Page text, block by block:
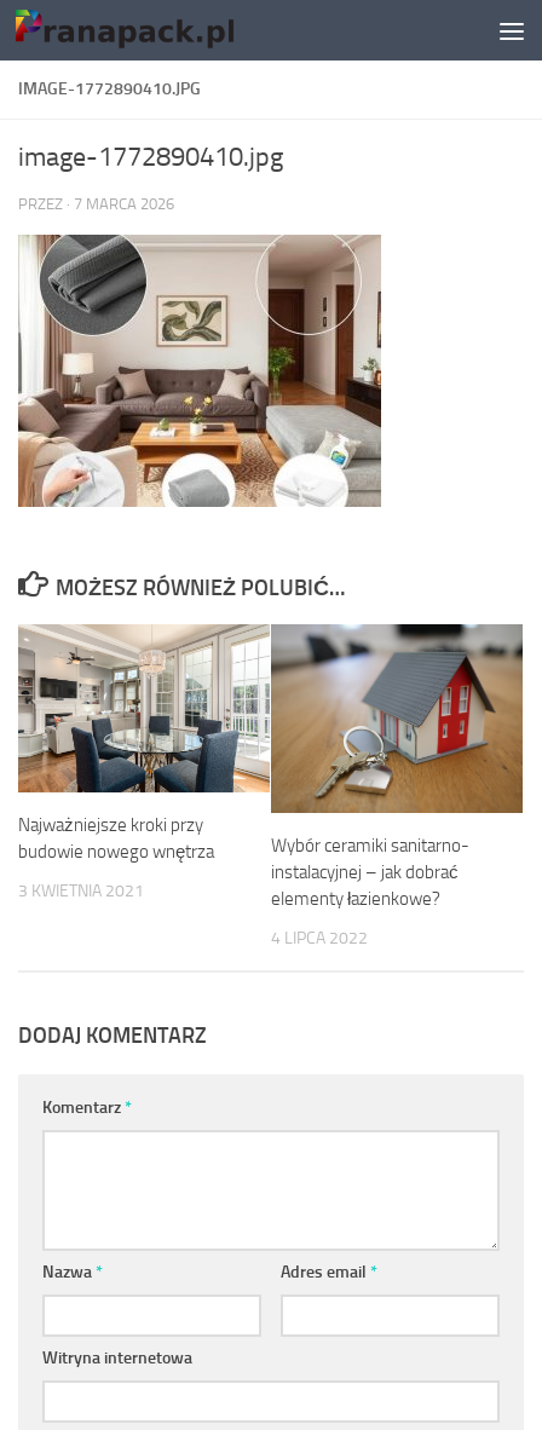
Skip to content
IMAGE-1772890410.JPG
image-1772890410.jpg
PRZEZ · 7 MARCA 2026
MOŻESZ RÓWNIEŻ POLUBIĆ…
Najważniejsze kroki przy
budowie nowego wnętrza
3 KWIETNIA 2021
Wybór ceramiki sanitarno-
instalacyjnej – jak dobrać
elementy łazienkowe?
4 LIPCA 2022
DODAJ KOMENTARZ
Komentarz*
Nazwa* Adres email *
Witryna internetowa